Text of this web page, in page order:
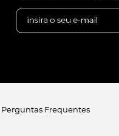
Perguntas Frequentes